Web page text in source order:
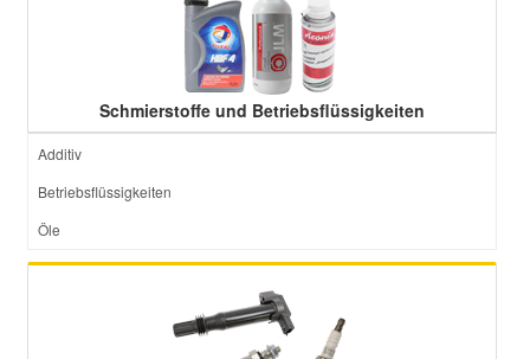
Schmierstoffe und Betriebsflüssigkeiten
Additiv
Betriebsflüssigkeiten
Öle